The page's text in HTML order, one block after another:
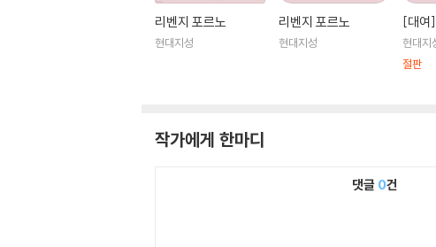
리벤지 포르노
현대지성
리벤지 포르노
현대지성
[대여
현대지
절판
작가에게 한마디
댓글 0건